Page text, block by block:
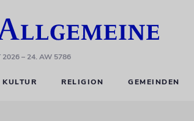
2026– 24. AW 5786
KULTUR RELIGION GEMEINDEN